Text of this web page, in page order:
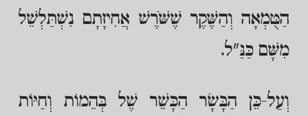
הַטֻּמְאָה וְהַשֶּׁקֶר שֶׁשֹּׁרֶשׁ אֲחִיזָתָם נִשְׁתַּלְשֵׁל
מִשָּׁם כַּנַּ"ל.
וְעַל-כֵּן הַבָּשָׂר הַכָּשֵׁר שֶׁל בְּהֵמוֹת וְחַיּוֹת